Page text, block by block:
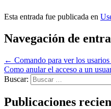
Esta entrada fue publicada en
Navegación de
← Comando para ver los
Como anular el acceso a un
Buscar:
Publicaciones